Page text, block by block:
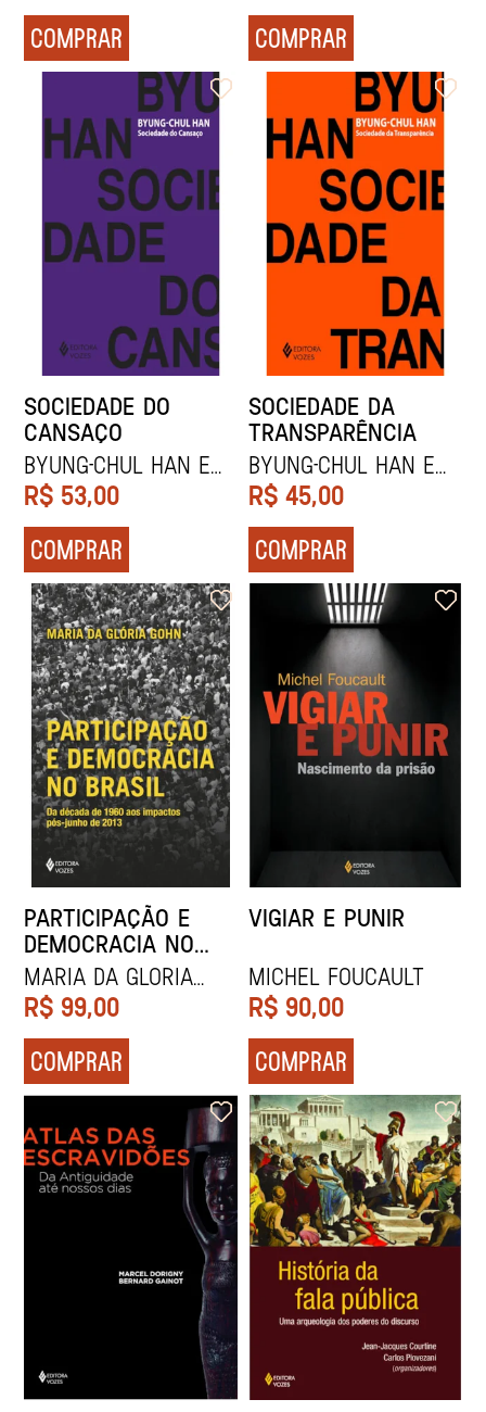
COMPRAR
COMPRAR
SOCIEDADE DO
CANSAÇO
Byung-Chul Han e
Gabriel Salvi
Philipson
R$ 53,00
COMPRAR
SOCIEDADE DA
TRANSPARÊNCIA
Byung-Chul Han e
Gabriel Salvi
Philipson
R$ 45,00
COMPRAR
PARTICIPAÇÃO E
DEMOCRACIA NO
BRASIL
Maria da Gloria
Gohn
R$ 99,00
COMPRAR
VIGIAR E PUNIR
Michel Foucault
R$ 90,00
COMPRAR